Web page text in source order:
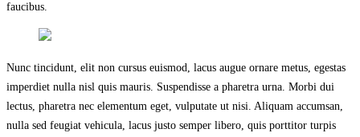
faucibus.
Nunc tincidunt, elit non cursus euismod, lacus augue ornare metus, egestas
imperdiet nulla nisl quis mauris. Suspendisse a pharetra urna. Morbi dui
lectus, pharetra nec elementum eget, vulputate ut nisi. Aliquam accumsan,
nulla sed feugiat vehicula, lacus justo semper libero, quis porttitor turpis